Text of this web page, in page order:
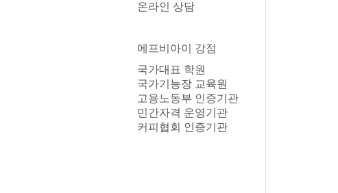
온라인 상담
에프비아이 강점
국가대표 학원
국가기능장 교육원
고용노동부 인증기관
민간자격 운영기관
커피협회 인증기관